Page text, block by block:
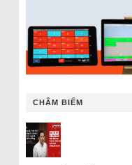
CHÂM BIẾM